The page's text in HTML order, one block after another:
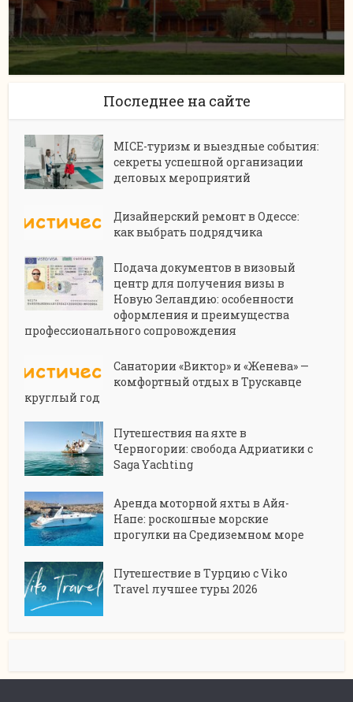
Последнее на сайте
MICE-туризм и выездные события:
секреты успешной организации
деловых мероприятий
Дизайнерский ремонт в Одессе:
как выбрать подрядчика
Подача документов в визовый
центр для получения визы в
Новую Зеландию: особенности
оформления и преимущества
профессионального сопровождения
Санатории «Виктор» и «Женева» —
комфортный отдых в Трускавце
круглый год
Путешествия на яхте в
Черногории: свобода Адриатики с
Saga Yachting
Аренда моторной яхты в Айя-
Напе: роскошные морские
прогулки на Средиземном море
Путешествие в Турцию с Viko
Travel лучшее туры 2026